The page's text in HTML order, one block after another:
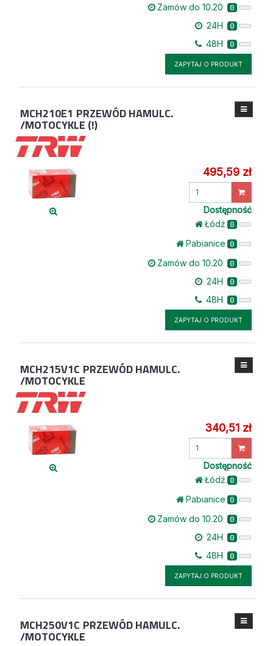
Zamów do 10.20 0
24H 0
48H 0
ZAPYTAJ O PRODUKT
MCH210E1 PRZEWÓD HAMULC.
/MOTOCYKLE (!)
495,59 zł
Wprowadź
Dostępność
Łódż 0
Pabianice 0
Zamów do 10.20 0
24H 0
48H 0
ZAPYTAJ O PRODUKT
MCH215V1C PRZEWÓD HAMULC.
/MOTOCYKLE
340,51 zł
Wprowadź
Dostępność
Łódż 0
Pabianice 0
Zamów do 10.20 0
24H 0
48H 0
ZAPYTAJ O PRODUKT
MCH250V1C PRZEWÓD HAMULC.
/MOTOCYKLE